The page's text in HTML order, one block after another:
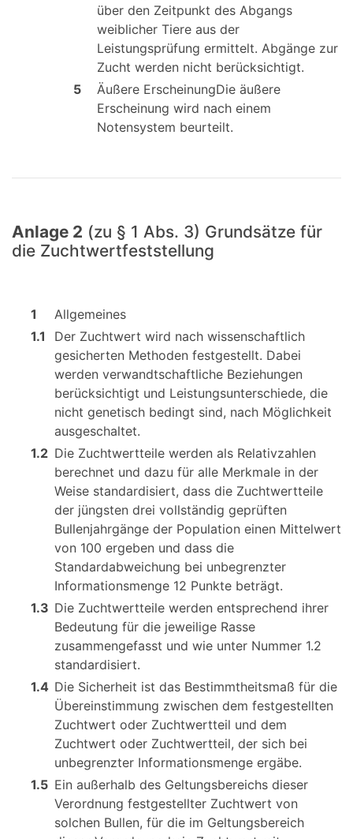
über den Zeitpunkt des Abgangs
weiblicher Tiere aus der
Leistungsprüfung ermittelt. Abgänge zur
Zucht werden nicht berücksichtigt.
5
Äußere ErscheinungDie äußere
Erscheinung wird nach einem
Notensystem beurteilt.
Anlage 2 (zu § 1 Abs. 3) Grundsätze für
die Zuchtwertfeststellung
1
Allgemeines
1.1
Der Zuchtwert wird nach wissenschaftlich
gesicherten Methoden festgestellt. Dabei
werden verwandtschaftliche Beziehungen
berücksichtigt und Leistungsunterschiede, die
nicht genetisch bedingt sind, nach Möglichkeit
ausgeschaltet.
1.2 Die Zuchtwertteile werden als Relativzahlen
berechnet und dazu für alle Merkmale in der
Weise standardisiert, dass die Zuchtwertteile
der jüngsten drei vollständig geprüften
Bullenjahrgänge der Population einen Mittelwert
von 100 ergeben und dass die
Standardabweichung bei unbegrenzter
Informationsmenge 12 Punkte beträgt.
1.3 Die Zuchtwertteile werden entsprechend ihrer
Bedeutung für die jeweilige Rasse
zusammengefasst und wie unter Nummer 1.2
standardisiert.
1.4 Die Sicherheit ist das Bestimmtheitsmaß für die
Übereinstimmung zwischen dem festgestellten
Zuchtwert oder Zuchtwertteil und dem
Zuchtwert oder Zuchtwertteil, der sich bei
unbegrenzter Informationsmenge ergäbe.
1.5 Ein außerhalb des Geltungsbereichs dieser
Verordnung festgestellter Zuchtwert von
solchen Bullen, für die im Geltungsbereich